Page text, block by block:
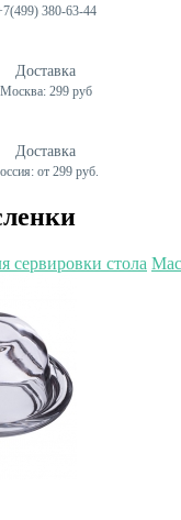
380-63-44
Доставка
Москва: 299 руб
Доставка
от 299 руб.
сервировки стола